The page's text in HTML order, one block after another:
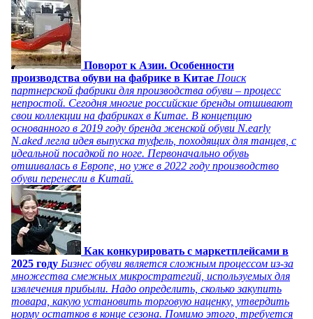
Поворот к Азии. Особенности
производства обуви на фабрике в Китае Поиск
партнерской фабрики для производства обуви – процесс
непростой. Сегодня многие российские бренды отшивают
свои коллекции на фабриках в Китае. В концепцию
основанного в 2019 году бренда женской обуви N.early
N.aked легла идея выпуска туфель, походящих для танцев, с
идеальной посадкой по ноге. Первоначально обувь
отшивалась в Европе, но уже в 2022 году производство
обуви перенесли в Китай.
Как конкурировать с маркетплейсами в
2025 году Бизнес обуви является сложным процессом из-за
множества смежных микростратегий, используемых для
извлечения прибыли. Надо определить, сколько закупить
товара, какую установить торговую наценку, утвердить
норму остатков в конце сезона. Помимо этого, требуется